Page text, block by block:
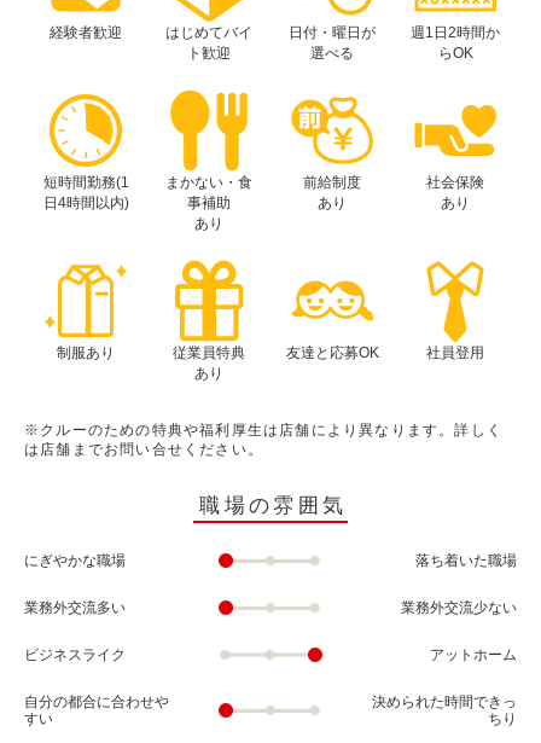
経験者歓迎
はじめてバイ
ト歓迎
日付・曜日が
選べる
週1日2時間か
らOK
短時間勤務(1
日4時間以内)
まかない・食
事補助
あり
前給制度
あり
社会保険
あり
制服あり
従業員特典
あり
友達と応募OK 社員登用
※クルーのための特典や福利厚生は店舗により異なります。詳しく
は店舗までお問い合せください。
職場の雰囲気
にぎやかな職場 落ち着いた職場
業務外交流多い 業務外交流少ない
ビジネスライク アットホーム
自分の都合に合わせや
すい
決められた時間できっ
ちり